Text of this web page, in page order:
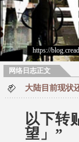
https://
网络日志正文
大陆目前现状
以下转
望」 ”